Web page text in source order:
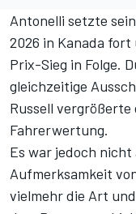
Antonelli setzte
2026 in Kanada
Prix-Sieg in Folge.
gleichzeitige
Russell vergrößerte
Fahrerwertung.
Es war jedoch nicht
Aufmerksamkeit
vielmehr die Art